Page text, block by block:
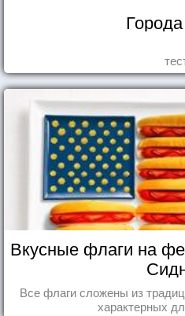
Вкусные флаги на
Все флаги сложены из
характерных